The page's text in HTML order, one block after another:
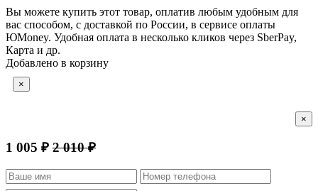
Вы можете купить этот товар, оплатив любым удобным для
вас способом, с доставкой по России, в сервисе оплаты
ЮMoney. Удобная оплата в несколько кликов через SberPay,
Карта и др.
Добавлено в корзину
×
×
1 005 ₽ 2 010 ₽